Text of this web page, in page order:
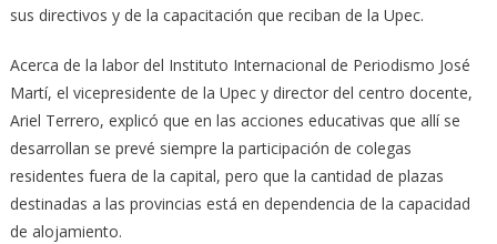
sus directivos y de la capacitación que reciban de la Upec.
Acerca de la labor del Instituto Internacional de Periodismo José
Martí, el vicepresidente de la Upec y director del centro docente,
Ariel Terrero, explicó que en las acciones educativas que allí se
desarrollan se prevé siempre la participación de colegas
residentes fuera de la capital, pero que la cantidad de plazas
destinadas a las provincias está en dependencia de la capacidad
de alojamiento.